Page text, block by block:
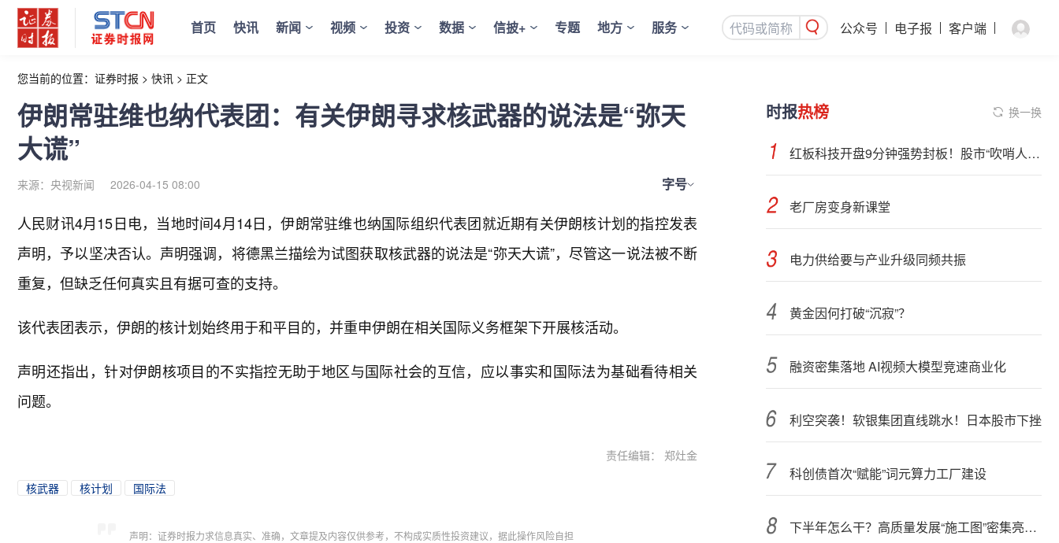
首页 快讯 新闻 视频 投资 数据 信披+ 专题 地方 服务 公众号 电子报 客户端
您当前的位置： 证券时报 > 快讯 > 正文
伊朗常驻维也纳代表团：有关伊朗寻求核武器的说法是“弥天
大谎”
来源：央视新闻 2026-04-15 08:00 字号
人民财讯4月15日电， 当地时间4月14日，伊朗常驻维也纳国际组织代表团就近期有关伊朗核计划的指控发表
声明，予以坚决否认。声明强调，将德黑兰描绘为试图获取核武器的说法是“弥天大谎”，尽管这一说法被不断
重复，但缺乏任何真实且有据可查的支持。
该代表团表示，伊朗的核计划始终用于和平目的，并重申伊朗在相关国际义务框架下开展核活动。
声明还指出，针对伊朗核项目的不实指控无助于地区与国际社会的互信，应以事实和国际法为基础看待相关
问题。
责任编辑： 郑灶金
核武器 核计划 国际法
声明：证券时报力求信息真实、准确，文章提及内容仅供参考，不构成实质性投资建议，据此操作风险自担
时报热榜 换一换
红板科技开盘9分钟强势封板！股市“吹哨人”突然改口！市场风向变了？
老厂房变身新课堂
电力供给要与产业升级同频共振
黄金因何打破“沉寂”？
融资密集落地 AI视频大模型竞速商业化
利空突袭！软银集团直线跳水！日本股市下挫
科创债首次“赋能”词元算力工厂建设
下半年怎么干？高质量发展“施工图”密集亮相 聚焦主业提质增效 国资央企向AI要动能